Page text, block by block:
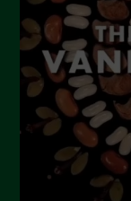
Giugno 2023
Maggio 2023
Aprile 2023
Marzo 2023
Febbraio 2023
Dicembre 2022